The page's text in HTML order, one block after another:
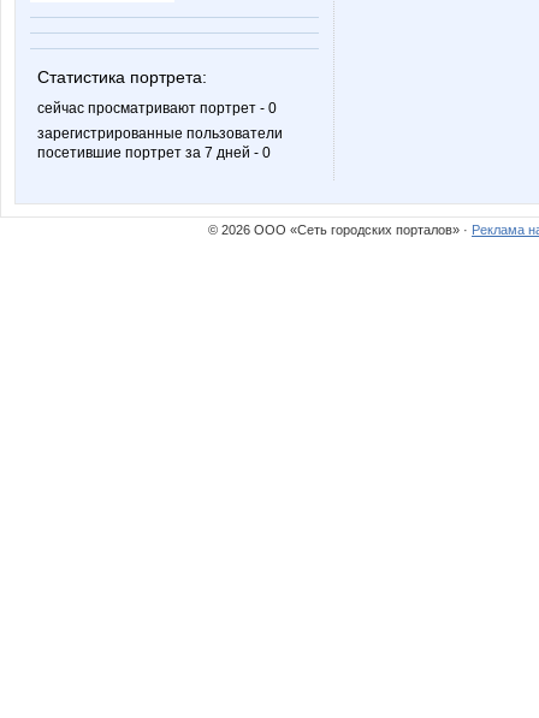
Статистика портрета:
сейчас просматривают портрет - 0
зарегистрированные пользователи
посетившие портрет за 7 дней - 0
© 2026 ООО «Сеть городских порталов» · Реклама